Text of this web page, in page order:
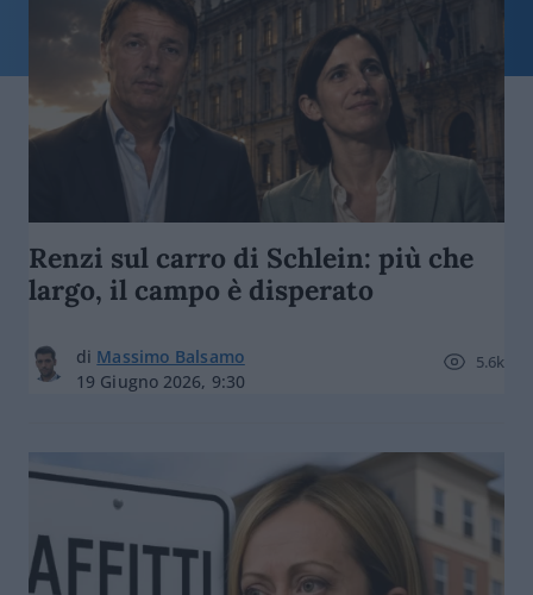
Renzi sul carro di Schlein: più che
largo, il campo è disperato
di Massimo Balsamo
19 Giugno 2026, 9:30
5.6k